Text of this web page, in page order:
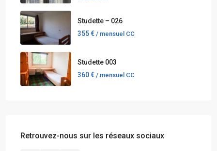
Studette – 026
355 € / mensuel CC
Studette 003
360 € / mensuel CC
Retrouvez-nous sur les réseaux sociaux